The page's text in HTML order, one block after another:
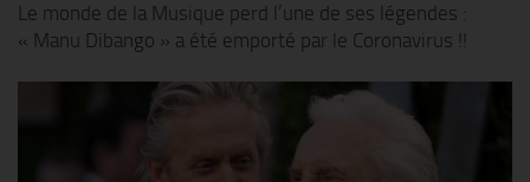
Le monde de la Musique perd l’une de ses légendes :
« Manu Dibango » a été emporté par le Coronavirus !!